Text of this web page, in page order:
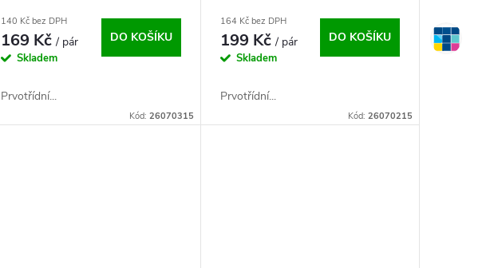
140 Kč bez DPH
169 Kč/ pár
Skladem
DO KOŠÍKU
Prvotřídní...
Kód: 26070315
164 Kč bez DPH
199 Kč/ pár
Skladem
DO KOŠÍKU
Prvotřídní...
Kód: 26070215